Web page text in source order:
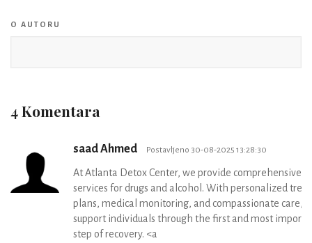
O AUTORU
4 Komentara
saad Ahmed Postavljeno 30-08-2025 13:28:30
At Atlanta Detox Center, we provide comprehensive
services for drugs and alcohol. With personalized
plans, medical monitoring, and compassionate care,
support individuals through the first and most
step of recovery. <a